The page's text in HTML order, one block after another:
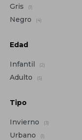
Gris (1)
Negro (4)
Edad
Infantil (2)
Adulto (5)
Tipo
Invierno (3)
Urbano (1)